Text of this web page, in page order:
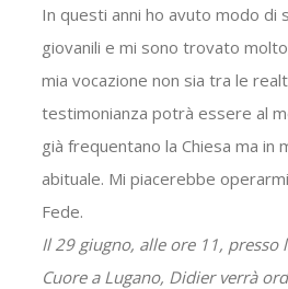
In questi anni ho avuto modo di
giovanili e mi sono trovato
mia vocazione non sia tra le
testimonianza potrà essere al
già frequentano la Chiesa ma
abituale. Mi piacerebbe
Fede.
Il 29 giugno, alle ore 11, presso
Cuore a Lugano, Didier verrà